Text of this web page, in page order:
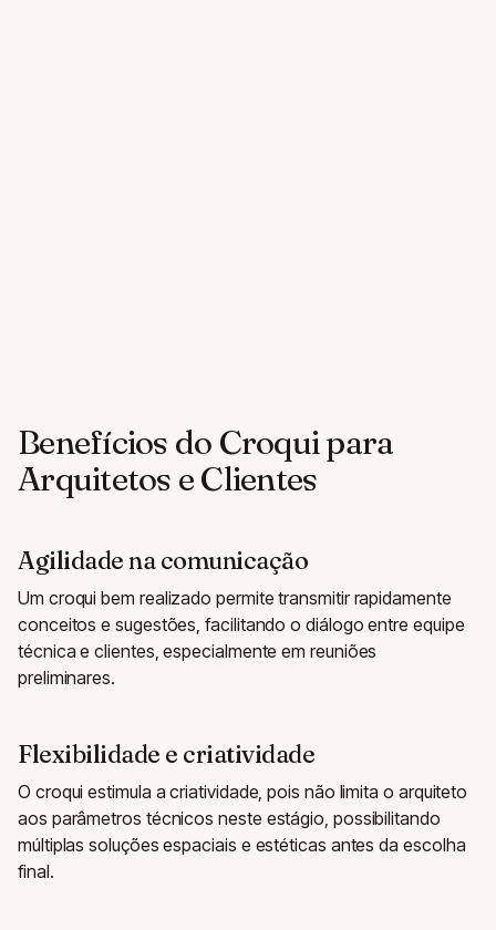
Benefícios do Croqui para
Arquitetos e Clientes
Agilidade na comunicação
Um croqui bem realizado permite transmitir rapidamente
conceitos e sugestões, facilitando o diálogo entre equipe
técnica e clientes, especialmente em reuniões
preliminares.
Flexibilidade e criatividade
O croqui estimula a criatividade, pois não limita o arquiteto
aos parâmetros técnicos neste estágio, possibilitando
múltiplas soluções espaciais e estéticas antes da escolha
final.